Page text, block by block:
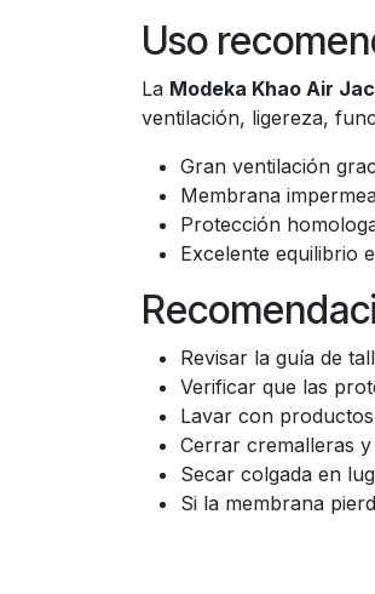
Uso
La Modeka Khao Air
ventilación, ligereza,
Gran ventilación
Membrana
Protección
Excelente equilibrio
Revisar la guía de
Verificar que las
Lavar con
Cerrar cremalleras
Secar colgada en
Si la membrana